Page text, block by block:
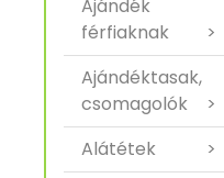
Ajándék
férfiaknak
>
Ajándéktasak,
csomagolók
>
Alátétek
>